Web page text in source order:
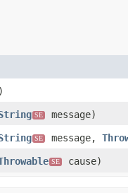
SE message)
SE message,
SE cause)